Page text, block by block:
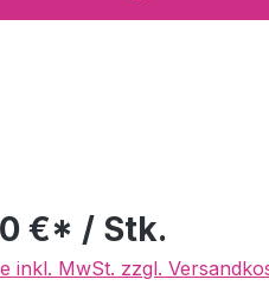
€* / Stk.
inkl. MwSt. zzgl.